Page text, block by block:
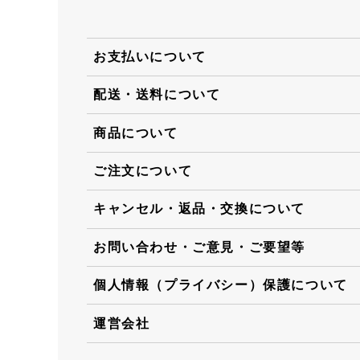
お支払いについて
配送・送料について
商品について
ご注文について
キャンセル・返品・交換について
お問い合わせ・ご意見・ご要望等
個人情報（プライバシー）保護について
運営会社